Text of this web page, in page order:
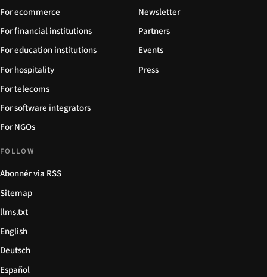
For ecommerce
For financial institutions
For education institutions
For hospitality
For telecoms
For software integrators
For NGOs
Newsletter
Partners
Events
Press
FOLLOW
Abonnér via RSS
Sitemap
llms.txt
English
Deutsch
Español